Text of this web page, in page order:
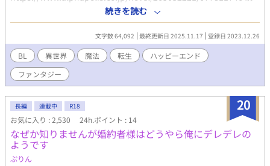
作を読まなくても主人公フィルが教会に監禁されて性的に搾取さ
れる話として読んでいただけます。もちろん前作を読んでいただ
けると私が喜びます。 本編では攻略対象に見向きもされなかった
ピンク頭のマリアですがうまいことやって主人公のフィルの想い
人アーノルト王太子を攻略。フィルは現実を直視したくなくて逃
げ出します。その傷心旅行の際に彼の特異体質に気づいた宗教団
体に囚われて霊力回復の秘薬、聖水をうみだす女神の愛し子とし
て監禁され日々性的搾取されることに。 本編では全年齢の物語に
ふさわしくとかわいく「はわわ」と鳴いていた主人公がR18だと
違う啼かされ方をします。 ２０２５年BL大賞参加のため番外編を
更新しました。
続きを読む
文字数 64,092 最終更新日 2025.11.17 登録日 2023.12.26
BL 異世界 魔法 転生
ハッピーエンド
ファンタジー
20
長編 連載中 R18
お気に入り : 2,530 24h.ポイント : 14
なぜか知りませんが婚約者様はどうやら俺にデレデレの
ようです
ぷりん